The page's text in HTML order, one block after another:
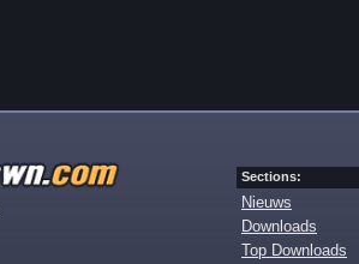
Sections:
Nieuws
Downloads
Top Downloads